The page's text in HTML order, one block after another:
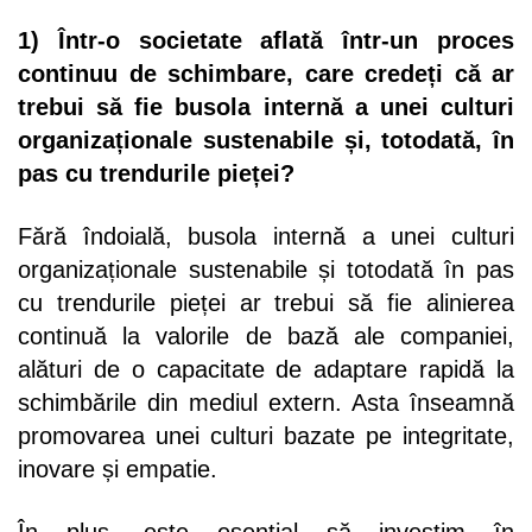
1) Într-o societate aflată într-un proces
continuu de schimbare, care credeți că ar
trebui să fie busola internă a unei culturi
organizaționale sustenabile și, totodată, în
pas cu trendurile pieței?
Fără îndoială, busola internă a unei culturi
organizaționale sustenabile și totodată în pas
cu trendurile pieței ar trebui să fie alinierea
continuă la valorile de bază ale companiei,
alături de o capacitate de adaptare rapidă la
schimbările din mediul extern. Asta înseamnă
promovarea unei culturi bazate pe integritate,
inovare și empatie.